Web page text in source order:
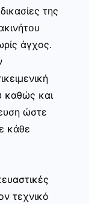
της
άγχος.
καθώς και
ώστε
κάθε
τεχνικό